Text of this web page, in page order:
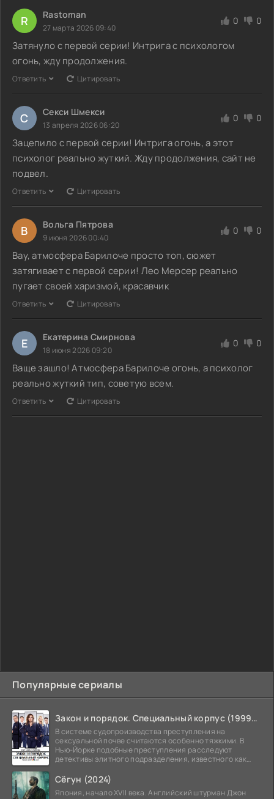
Популярные сериалы
Закон и порядок. Специальный корпус (1999-2026)
В системе судопроизводства преступления на
сексуальной почве считаются особенно тяжкими. В
Нью-Йорке подобные преступления расследуют
детективы элитного подразделения, известного как
Сёгун (2024)
Япония, начало XVII века. Английский штурман Джон
R Rastoman
27 марта 2026 09:40
0 0
Затянуло с первой серии! Интрига с психологом
огонь, жду продолжения.
Ответить Цитировать
С Секси Шмекси
13 апреля 2026 06:20
0 0
Зацепило с первой серии! Интрига огонь, а этот
психолог реально жуткий. Жду продолжения, сайт не
подвел.
Ответить Цитировать
В Вольга Пятрова
9 июня 2026 00:40
0 0
Вау, атмосфера Барилоче просто топ, сюжет
затягивает с первой серии! Лео Мерсер реально
пугает своей харизмой, красавчик
Ответить Цитировать
Е Екатерина Смирнова
18 июня 2026 09:20
0 0
Ваще зашло! Атмосфера Барилоче огонь, а психолог
реально жуткий тип, советую всем.
Ответить Цитировать